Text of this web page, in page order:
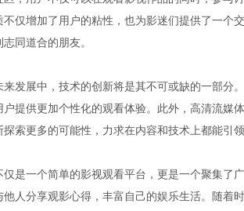
仅增加了用户的粘性，也为影迷们提供了一个
同道合的朋友。
来发展中，技术的创新将是其不可或缺的一部分
提供更加个性化的观看体验。此外，高清流媒
索更多的可能性，力求在内容和技术上都能引
仅是一个简单的影视观看平台，更是一个聚集了
人分享观影心得，丰富自己的娱乐生活。随着